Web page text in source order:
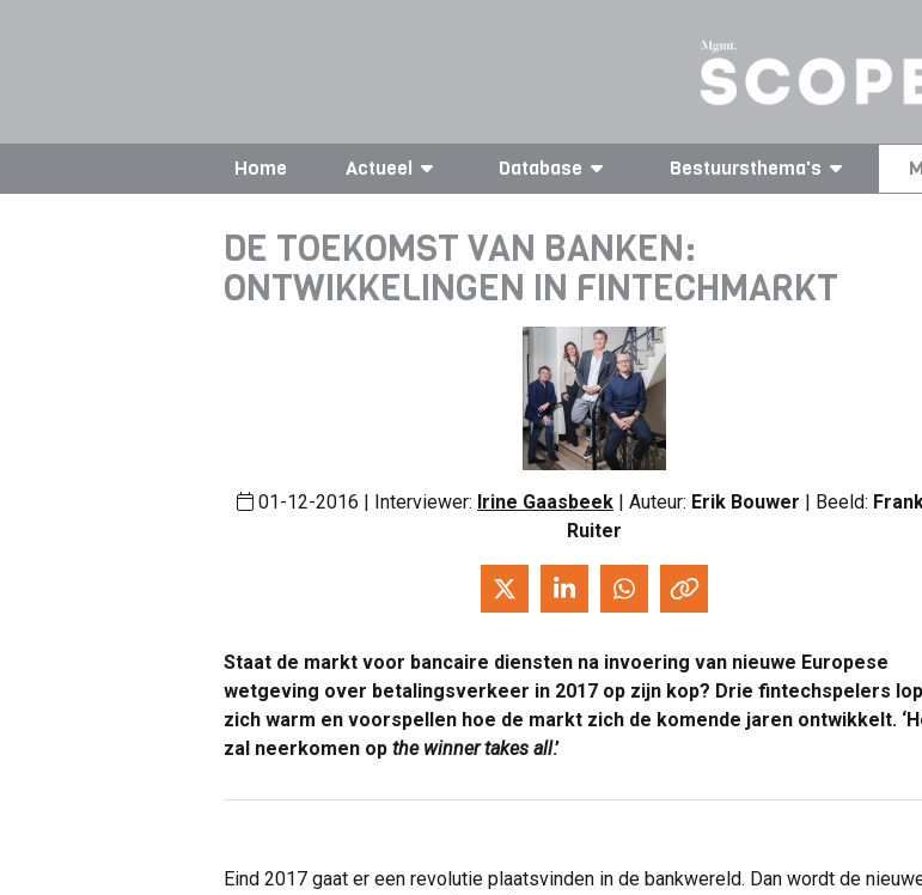
Home Actueel Database Bestuursthema's
DE TOEKOMST VAN BANKEN:
ONTWIKKELINGEN IN FINTECHMARKT
01-12-2016 | Interviewer: Irine Gaasbeek | Auteur: Erik Bouwer | Beeld:
Ruiter
Staat de markt voor bancaire diensten na invoering van nieuwe Europese
wetgeving over betalingsverkeer in 2017 op zijn kop? Drie fintechspelers
zich warm en voorspellen hoe de markt zich de komende jaren ontwikkelt.
zal neerkomen op the winner takes all.’
Eind 2017 gaat er een revolutie plaatsvinden in de bankwereld. Dan wordt de